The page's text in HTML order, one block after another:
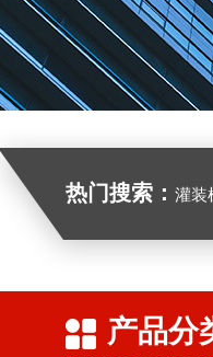
热门搜索： 灌装
产品分